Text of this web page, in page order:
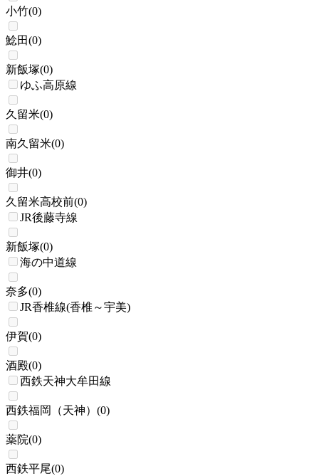
小竹(0)
鯰田(0)
新飯塚(0)
ゆふ高原線
久留米(0)
南久留米(0)
御井(0)
久留米高校前(0)
JR後藤寺線
新飯塚(0)
海の中道線
奈多(0)
JR香椎線(香椎～宇美)
伊賀(0)
酒殿(0)
西鉄天神大牟田線
西鉄福岡（天神） (0)
薬院(0)
西鉄平尾(0)